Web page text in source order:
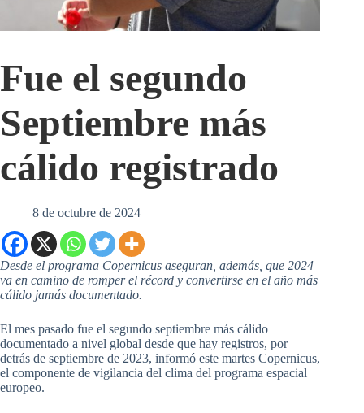
Fue el segundo
Septiembre más
cálido registrado
8 de octubre de 2024
Desde el programa Copernicus aseguran, además, que 2024
va en camino de romper el récord y convertirse en el año más
cálido jamás documentado.
El mes pasado fue el segundo septiembre más cálido
documentado a nivel global desde que hay registros, por
detrás de septiembre de 2023, informó este martes Copernicus,
el componente de vigilancia del clima del programa espacial
europeo.